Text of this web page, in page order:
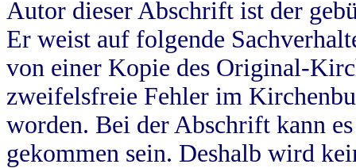
Autor dieser Abschrift ist der
Er weist auf folgende
von einer Kopie des Original-
zweifelsfreie Fehler im
worden. Bei der Abschrift kann
gekommen sein. Deshalb wird